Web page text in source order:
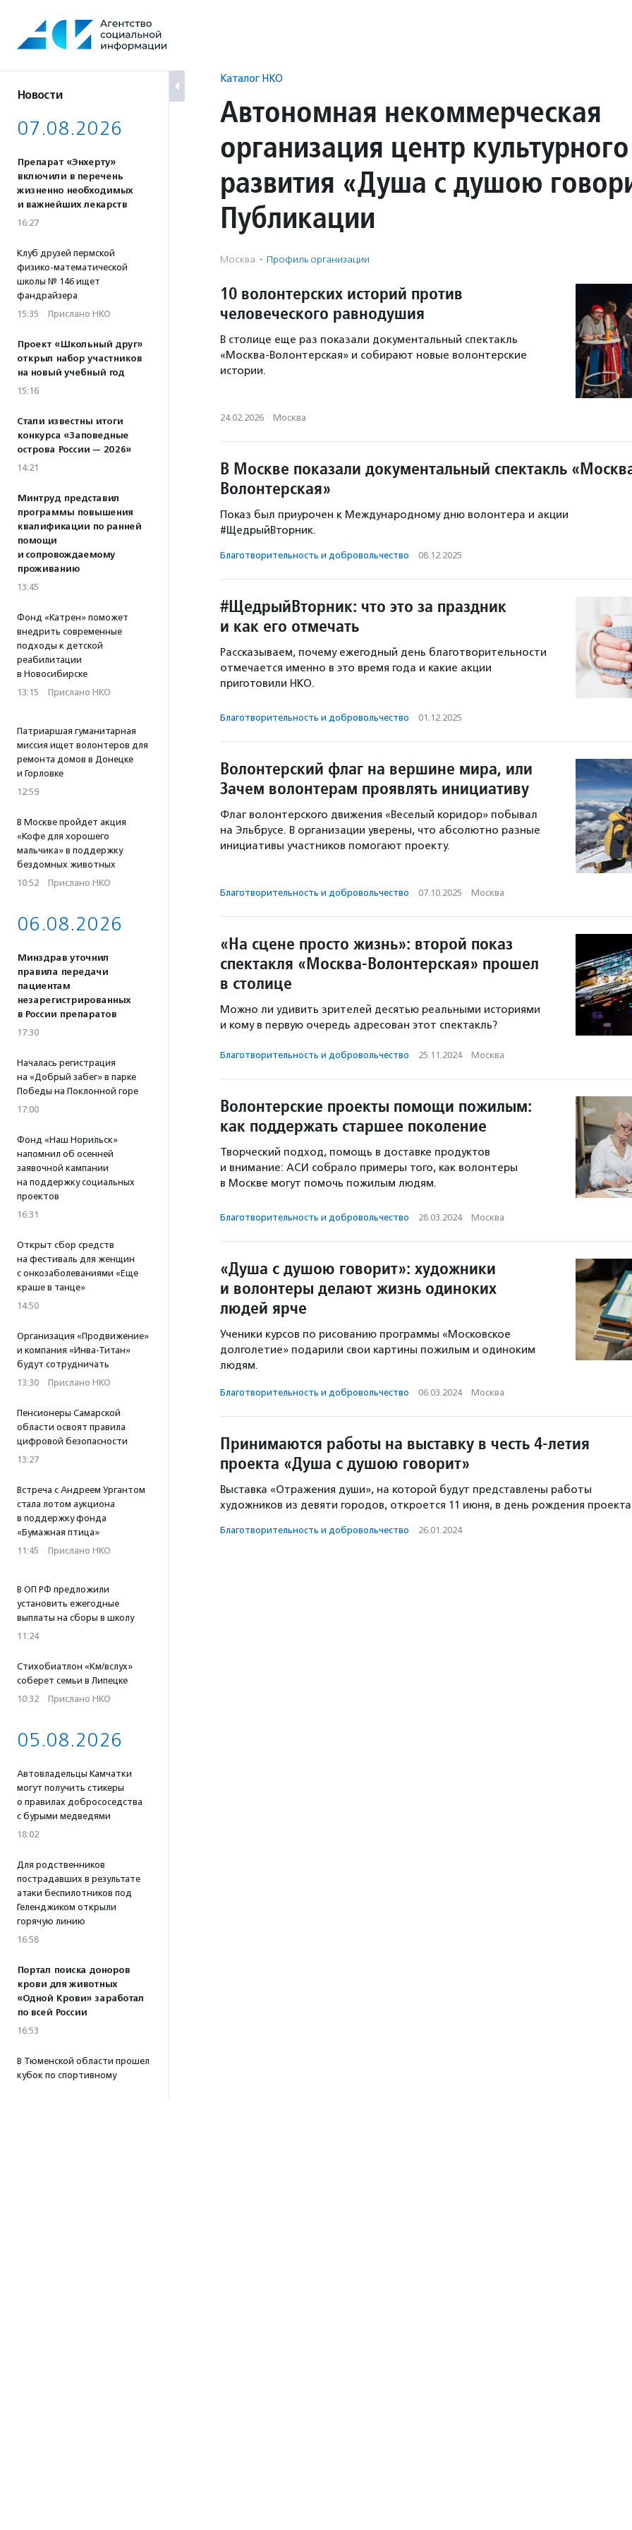
содержанию
Новости
07.08.2026
Препарат «Энхерту»
включили в перечень
жизненно необходимых
и важнейших лекарств
16:27
Клуб друзей пермской
физико-математической
школы № 146 ищет
фандрайзера
15:35 · Прислано НКО
Проект «Школьный друг»
открыл набор участников
на новый учебный год
15:16
Стали известны итоги
конкурса «Заповедные
острова России — 2026»
14:21
Минтруд представил
программы повышения
квалификации по ранней
помощи
и сопровождаемому
проживанию
13:45
Фонд «Катрен» поможет
внедрить современные
подходы к детской
реабилитации
в Новосибирске
13:15 · Прислано НКО
Патриаршая гуманитарная
миссия ищет волонтеров для
ремонта домов в Донецке
и Горловке
12:59
В Москве пройдет акция
«Кофе для хорошего
мальчика» в поддержку
бездомных животных
10:52 · Прислано НКО
06.08.2026
Минздрав уточнил
правила передачи
пациентам
незарегистрированных
в России препаратов
17:30
Началась регистрация
на «Добрый забег» в парке
Победы на Поклонной горе
17:00
Фонд «Наш Норильск»
напомнил об осенней
заявочной кампании
на поддержку социальных
проектов
16:31
Открыт сбор средств
на фестиваль для женщин
с онкозаболеваниями «Еще
краше в танце»
14:50
Организация «Продвижение»
и компания «Инва-Титан»
будут сотрудничать
13:30 · Прислано НКО
Пенсионеры Самарской
области освоят правила
цифровой безопасности
13:27
Встреча с Андреем Ургантом
стала лотом аукциона
в поддержку фонда
«Бумажная птица»
11:45 · Прислано НКО
В ОП РФ предложили
установить ежегодные
выплаты на сборы в школу
11:24
Стихобиатлон «Км/вслух»
соберет семьи в Липецке
10:32 · Прислано НКО
05.08.2026
Автовладельцы Камчатки
могут получить стикеры
о правилах добрососедства
с бурыми медведями
18:02
Для родственников
пострадавших в результате
атаки беспилотников под
Геленджиком открыли
горячую линию
16:58
Портал поиска доноров
крови для животных
«Одной Крови» заработал
по всей России
16:53
В Тюменской области прошел
кубок по спортивному
Каталог НКО
Автономная некоммерческая
организация центр культурного
развития «Душа с душою
Публикации
Москва · Профиль организации
10 волонтерских историй против
человеческого равнодушия
В столице еще раз показали документальный спектакль
«Москва-Волонтерская» и собирают новые волонтерские
истории.
24.02.2026 · Москва
В Москве показали документальный спектакль
Волонтерская»
Показ был приурочен к Международному дню волонтера и акции
#ЩедрыйВторник.
Благотвори­тель­ность и доброволь­чест­во · 08.12.2025
#ЩедрыйВторник: что это за праздник
и как его отмечать
Рассказываем, почему ежегодный день благотворительности
отмечается именно в это время года и какие акции
приготовили НКО.
Благотвори­тель­ность и доброволь­чест­во · 01.12.2025
Волонтерский флаг на вершине мира, или
Зачем волонтерам проявлять инициативу
Флаг волонтерского движения «Веселый коридор» побывал
на Эльбрусе. В организации уверены, что абсолютно разные
инициативы участников помогают проекту.
Благотвори­тель­ность и доброволь­чест­во · 07.10.2025 · Москва
«На сцене просто жизнь»: второй показ
спектакля «Москва-Волонтерская» прошел
в столице
Можно ли удивить зрителей десятью реальными историями
и кому в первую очередь адресован этот спектакль?
Благотвори­тель­ность и доброволь­чест­во · 25.11.2024 · Москва
Волонтерские проекты помощи пожилым:
как поддержать старшее поколение
Творческий подход, помощь в доставке продуктов
и внимание: АСИ собрало примеры того, как волонтеры
в Москве могут помочь пожилым людям.
Благотвори­тель­ность и доброволь­чест­во · 28.03.2024 · Москва
«Душа с душою говорит»: художники
и волонтеры делают жизнь одиноких
людей ярче
Ученики курсов по рисованию программы «Московское
долголетие» подарили свои картины пожилым и одиноким
людям.
Благотвори­тель­ность и доброволь­чест­во · 06.03.2024 · Москва
Принимаются работы на выставку в честь 4-летия
проекта «Душа с душою говорит»
Выставка «Отражения души», на которой будут представлены работы
художников из девяти городов, откроется 11 июня, в день рождения
Благотвори­тель­ность и доброволь­чест­во · 26.01.2024